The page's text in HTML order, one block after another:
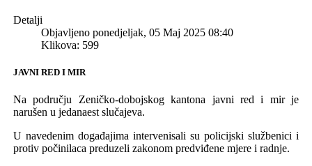
Detalji
Objavljeno ponedjeljak, 05 Maj 2025 08:40
Klikova: 599
JAVNI RED I MIR
Na području Zeničko-dobojskog kantona javni red i mir je
narušen u jedanaest slučajeva.
U navedenim događajima intervenisali su policijski službenici i
protiv počinilaca preduzeli zakonom predviđene mjere i radnje.